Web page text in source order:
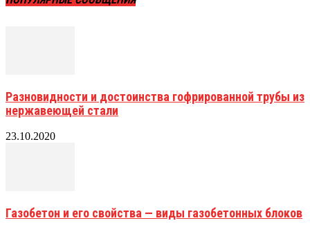
Разновидности и достоинства гофрированной трубы из
нержавеющей стали
23.10.2020
Газобетон и его свойства — виды газобетонных блоков